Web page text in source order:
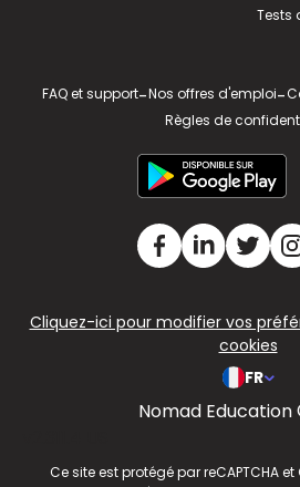
Tests
FAQ et support-Nos offres d'emploi-
Règles de
Cliquez-ici pour modifier vos
cookies
FR
Nomad Education
Ce site est protégé par reCAPTCHA